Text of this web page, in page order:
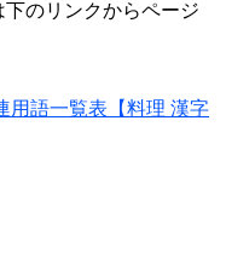
下のリンクからページ
用語一覧表【料理 漢字